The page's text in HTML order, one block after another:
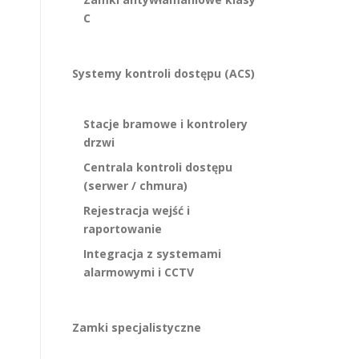
C
Systemy kontroli dostępu (ACS)
Stacje bramowe i kontrolery
drzwi
Centrala kontroli dostępu
(serwer / chmura)
Rejestracja wejść i
raportowanie
Integracja z systemami
alarmowymi i CCTV
Zamki specjalistyczne